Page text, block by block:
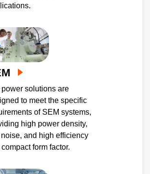
power solutions are
to meet the specific
of SEM systems,
high power density,
noise, and high efficiency
form factor.